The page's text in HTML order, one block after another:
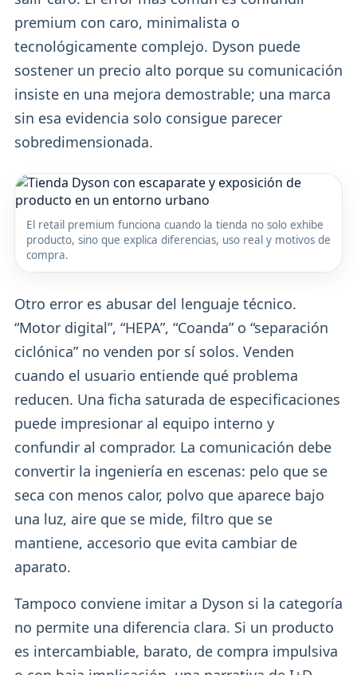
premium con caro, minimalista o
tecnológicamente complejo. Dyson puede
sostener un precio alto porque su comunicación
insiste en una mejora demostrable; una marca
sin esa evidencia solo consigue parecer
sobredimensionada.
El retail premium funciona cuando la tienda no solo exhibe
producto, sino que explica diferencias, uso real y motivos de
compra.
Otro error es abusar del lenguaje técnico.
“Motor digital”, “HEPA”, “Coanda” o “separación
ciclónica” no venden por sí solos. Venden
cuando el usuario entiende qué problema
reducen. Una ficha saturada de especificaciones
puede impresionar al equipo interno y
confundir al comprador. La comunicación debe
convertir la ingeniería en escenas: pelo que se
seca con menos calor, polvo que aparece bajo
una luz, aire que se mide, filtro que se
mantiene, accesorio que evita cambiar de
aparato.
Tampoco conviene imitar a Dyson si la categoría
no permite una diferencia clara. Si un producto
es intercambiable, barato, de compra impulsiva